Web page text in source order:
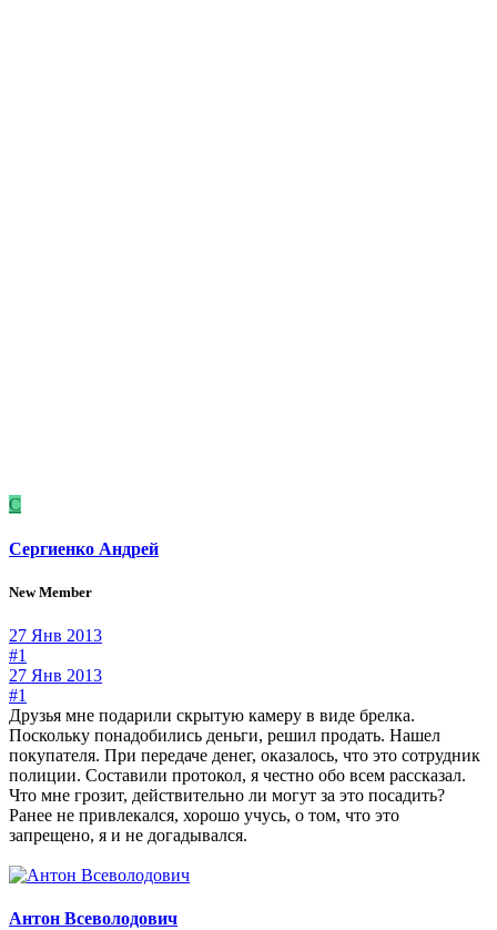
С
Сергиенко Андрей
New Member
27 Янв 2013
#1
27 Янв 2013
#1
Друзья мне подарили скрытую камеру в виде брелка.
Поскольку понадобились деньги, решил продать. Нашел
покупателя. При передаче денег, оказалось, что это сотрудник
полиции. Составили протокол, я честно обо всем рассказал.
Что мне грозит, действительно ли могут за это посадить?
Ранее не привлекался, хорошо учусь, о том, что это
запрещено, я и не догадывался.
Антон Всеволодович